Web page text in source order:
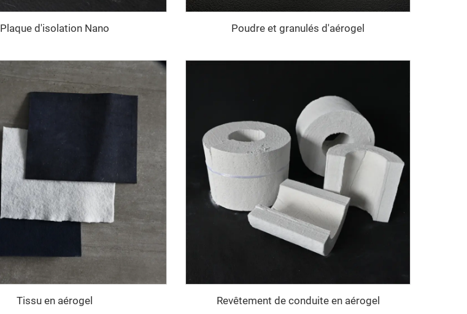
Plaque d'isolation Nano Poudre et granulés d'aérogel
Tissu en aérogel Revêtement de conduite en aérogel